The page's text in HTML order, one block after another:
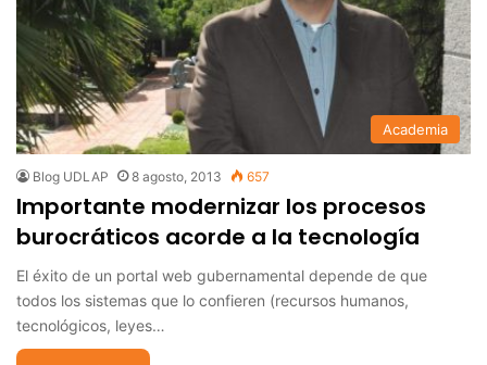
Academia
Blog UDLAP 8 agosto, 2013 657
Importante modernizar los procesos
burocráticos acorde a la tecnología
El éxito de un portal web gubernamental depende de que
todos los sistemas que lo confieren (recursos humanos,
tecnológicos, leyes…